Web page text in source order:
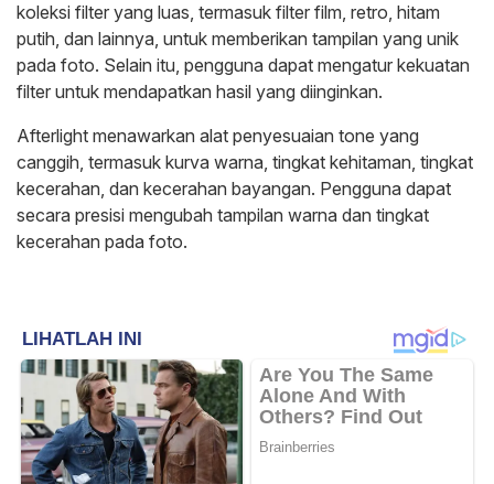
koleksi filter yang luas, termasuk filter film, retro, hitam
putih, dan lainnya, untuk memberikan tampilan yang unik
pada foto. Selain itu, pengguna dapat mengatur kekuatan
filter untuk mendapatkan hasil yang diinginkan.
Afterlight menawarkan alat penyesuaian tone yang
canggih, termasuk kurva warna, tingkat kehitaman, tingkat
kecerahan, dan kecerahan bayangan. Pengguna dapat
secara presisi mengubah tampilan warna dan tingkat
kecerahan pada foto.